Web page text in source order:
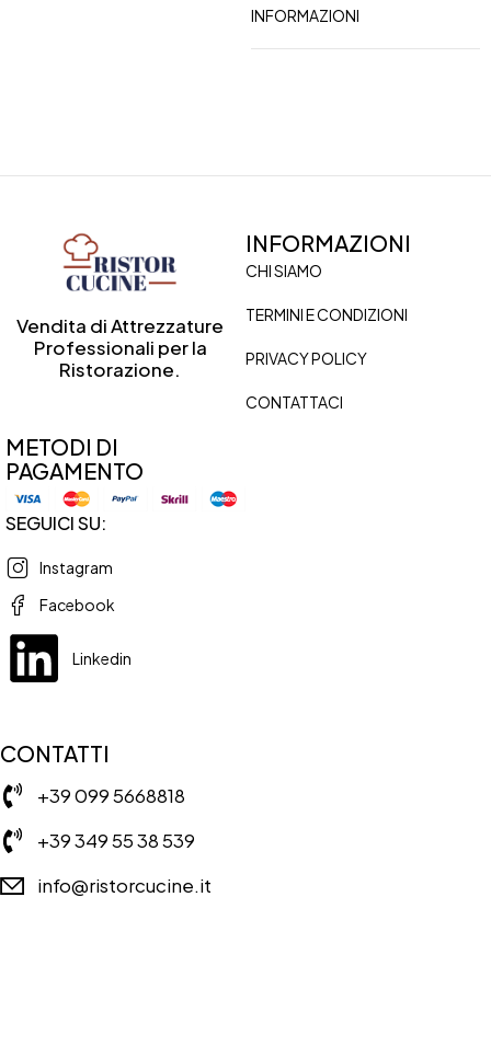
INFORMAZIONI
Vendita di Attrezzature
Professionali per la
Ristorazione.
INFORMAZIONI
CHI SIAMO
TERMINI E CONDIZIONI
PRIVACY POLICY
CONTATTACI
METODI DI
PAGAMENTO
SEGUICI SU:
Instagram
Facebook
Linkedin
CONTATTI
+39 099 5668818
+39 349 55 38 539
info@ristorcucine.it